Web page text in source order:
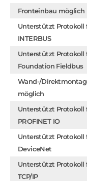
Fronteinbau möglich
Unterstützt Protokoll
INTERBUS
Unterstützt Protokoll
Foundation Fieldbus
Wand-/
möglich
Unterstützt Protokoll
PROFINET IO
Unterstützt Protokoll
DeviceNet
Unterstützt Protokoll
TCP/IP